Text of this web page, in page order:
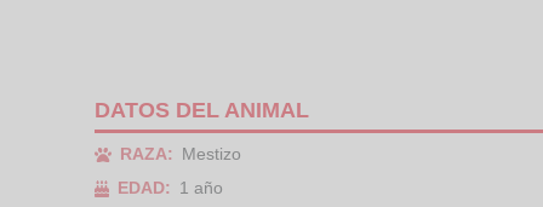
DATOS DEL ANIMAL
RAZA:
Mestizo
EDAD:
1 año